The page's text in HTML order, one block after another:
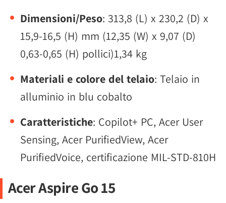
Dimensioni/Peso: 313,8 (L) x 230,2 (D) x
15,9-16,5 (H) mm (12,35 (W) x 9,07 (D)
0,63-0,65 (H) pollici)1,34 kg
Materiali e colore del telaio: Telaio in
alluminio in blu cobalto
Caratteristiche: Copilot+ PC, Acer User
Sensing, Acer PurifiedView, Acer
PurifiedVoice, certificazione MIL-STD-810H
Acer Aspire Go 15